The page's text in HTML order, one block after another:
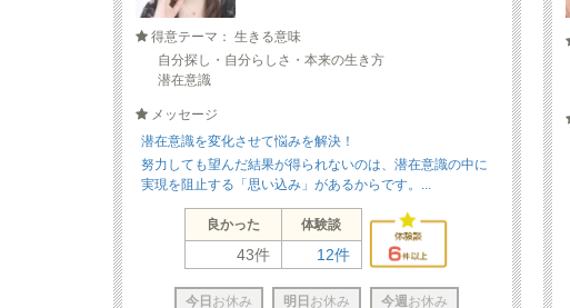
得意テーマ： 生きる意味
自分探し・自分らしさ・本来の生き方
潜在意識
メッセージ
潜在意識を変化させて悩みを解決！
努力しても望んだ結果が得られないのは、潜在意識の中に
実現を阻止する「思い込み」があるからです。...
良かった 体験談
43件 12件
今日 お休み 明日 お休み 今週 お休み